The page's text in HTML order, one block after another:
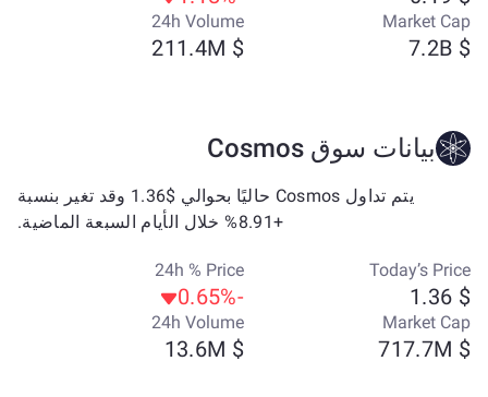
Market Cap
$ 7.2B
24h Volume
$ 211.4M
بيانات سوق Cosmos
يتم تداول Cosmos حاليًا بحوالي $1.36 وقد تغير بنسبة
+8.91% خلال الأيام السبعة الماضية.
Today’s Price
$ 1.36
24h % Price
-0.65%
Market Cap
$ 717.7M
24h Volume
$ 13.6M